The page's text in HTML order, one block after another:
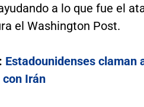
a lo que fue el
el Washington Post.
Estadounidenses claman
Irán